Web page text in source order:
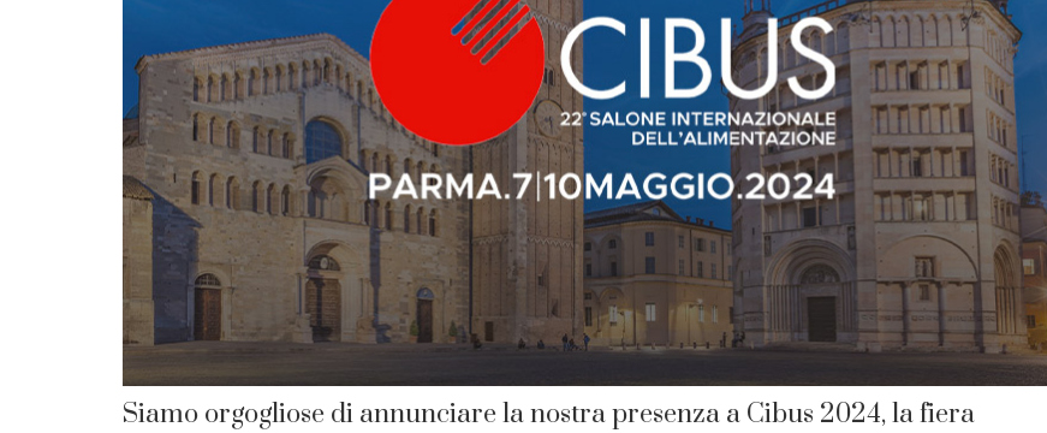
Siamo orgogliose di annunciare la nostra presenza a Cibus 2024, la fiera